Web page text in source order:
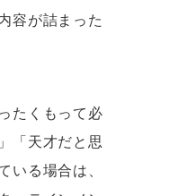
容が詰まった
たくもって必
「天才だと思
いる場合は、